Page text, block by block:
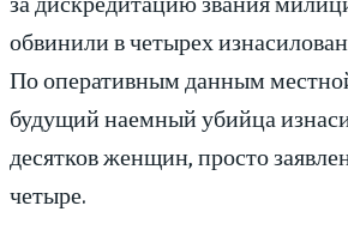
обвинили в четырех
По оперативным данным
будущий наемный убийца
десятков женщин, просто
четыре.